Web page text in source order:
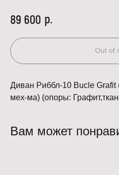
89 600 р.
Out of
Диван Риббл-10 Bucle Grafit
мех-ма) (опоры:
Вам может